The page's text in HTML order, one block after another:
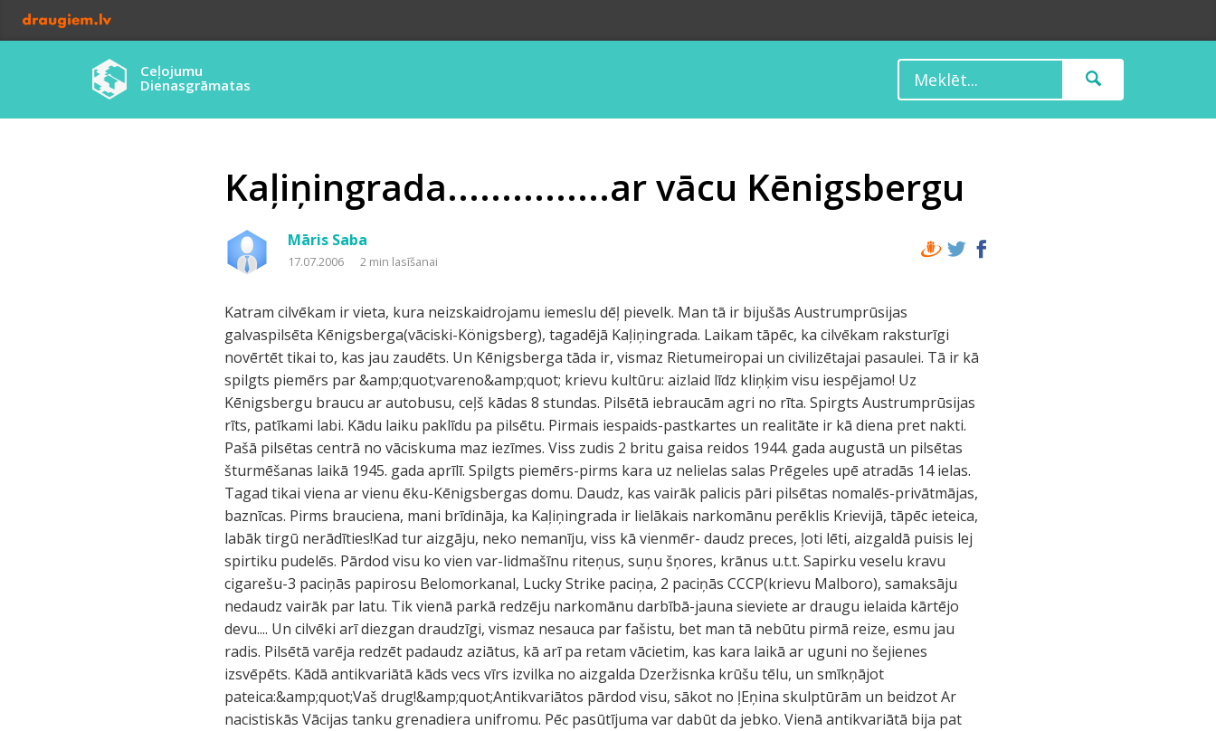
Ceļojumu
Dienasgrāmatas
Kaļiņingrada...............ar vācu Kēnigsbergu
Māris Saba
17.07.2006 2 min lasīšanai
Katram cilvēkam ir vieta, kura neizskaidrojamu iemeslu dēļ pievelk. Man tā ir bijušās Austrumprūsijas
galvaspilsēta Kēnigsberga(vāciski-Königsberg), tagadējā Kaļiņingrada. Laikam tāpēc, ka cilvēkam raksturīgi
novērtēt tikai to, kas jau zaudēts. Un Kēnigsberga tāda ir, vismaz Rietumeiropai un civilizētajai pasaulei. Tā ir kā
spilgts piemērs par &amp;quot;vareno&amp;quot; krievu kultūru: aizlaid līdz kliņķim visu iespējamo! Uz
Kēnigsbergu braucu ar autobusu, ceļš kādas 8 stundas. Pilsētā iebraucām agri no rīta. Spirgts Austrumprūsijas
rīts, patīkami labi. Kādu laiku paklīdu pa pilsētu. Pirmais iespaids-pastkartes un realitāte ir kā diena pret nakti.
Pašā pilsētas centrā no vāciskuma maz iezīmes. Viss zudis 2 britu gaisa reidos 1944. gada augustā un pilsētas
šturmēšanas laikā 1945. gada aprīlī. Spilgts piemērs-pirms kara uz nelielas salas Prēgeles upē atradās 14 ielas.
Tagad tikai viena ar vienu ēku-Kēnigsbergas domu. Daudz, kas vairāk palicis pāri pilsētas nomalēs-privātmājas,
baznīcas. Pirms brauciena, mani brīdināja, ka Kaļiņingrada ir lielākais narkomānu perēklis Krievijā, tāpēc ieteica,
labāk tirgū nerādīties!Kad tur aizgāju, neko nemanīju, viss kā vienmēr- daudz preces, ļoti lēti, aizgaldā puisis lej
spirtiku pudelēs. Pārdod visu ko vien var-lidmašīnu riteņus, suņu šņores, krānus u.t.t. Sapirku veselu kravu
cigarešu-3 paciņās papirosu Belomorkanal, Lucky Strike paciņa, 2 paciņās CCCP(krievu Malboro), samaksāju
nedaudz vairāk par latu. Tik vienā parkā redzēju narkomānu darbībā-jauna sieviete ar draugu ielaida kārtējo
devu.... Un cilvēki arī diezgan draudzīgi, vismaz nesauca par fašistu, bet man tā nebūtu pirmā reize, esmu jau
radis. Pilsētā varēja redzēt padaudz aziātus, kā arī pa retam vācietim, kas kara laikā ar uguni no šejienes
izsvēpēts. Kādā antikvariātā kāds vecs vīrs izvilka no aizgalda Dzeržisnka krūšu tēlu, un smīkņājot
pateica:&amp;quot;Vaš drug!&amp;quot;Antikvariātos pārdod visu, sākot no ļEņina skulptūrām un beidzot Ar
nacistiskās Vācijas tanku grenadiera unifromu. Pēc pasūtījuma var dabūt da jebko. Vienā antikvariātā bija pat